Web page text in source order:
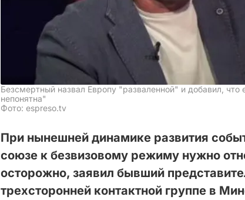
Безсмертный назвал Европу "разваленной" и добавил,
непонятна"
Фото: espreso.tv
При нынешней динамике развития
союзе к безвизовому режиму нужно
осторожно, заявил бывший
трехсторонней контактной группе в